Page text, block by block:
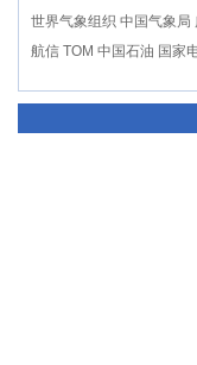
世界气象组织 中国气象局
航信 TOM 中国石油 国家